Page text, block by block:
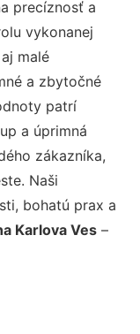
precíznosť a
vykonanej
malé
a zbytočné
patrí
a úprimná
zákazníka,
Naši
bohatú prax a
Karlova Ves –